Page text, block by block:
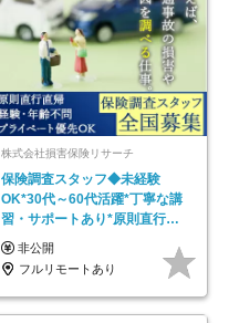
株式会社損害保険リサーチ
保険調査スタッフ◆未経験
OK*30代～60代活躍*丁寧な講
習・サポートあり*原則直行直
帰／全国募集・業務委託
非公開
フルリモートあり